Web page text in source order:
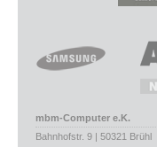
mbm-Computer e.K.
Bahnhofstr. 9 | 50321 Brühl